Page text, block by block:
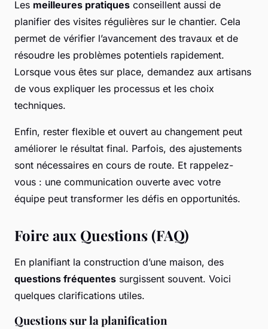
Les meilleures pratiques conseillent aussi de
planifier des visites régulières sur le chantier. Cela
permet de vérifier l’avancement des travaux et de
résoudre les problèmes potentiels rapidement.
Lorsque vous êtes sur place, demandez aux artisans
de vous expliquer les processus et les choix
techniques.
Enfin, rester flexible et ouvert au changement peut
améliorer le résultat final. Parfois, des ajustements
sont nécessaires en cours de route. Et rappelez-
vous : une communication ouverte avec votre
équipe peut transformer les défis en opportunités.
Foire aux Questions (FAQ)
En planifiant la construction d’une maison, des
questions fréquentes surgissent souvent. Voici
quelques clarifications utiles.
Questions sur la planification